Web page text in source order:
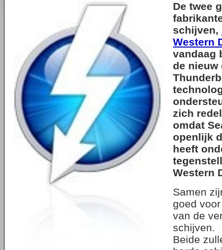
De twee
schijven,
Western
vandaag
de nieuw
zich
omdat
openlijk
heeft
Western
Samen
goed
van de
schijven.
Beide